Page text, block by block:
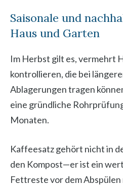
Saisonale und
Haus und Garten
Im Herbst gilt es, vermehrt
kontrollieren, die bei
Ablagerungen tragen
eine gründliche
Monaten.
Kaffeesatz gehört nicht in
den Kompost—er ist ein
Fettreste vor dem